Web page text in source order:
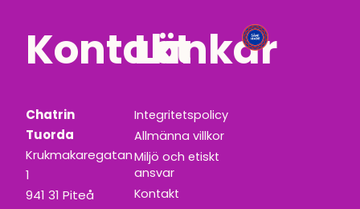
Kontakt
Chatrin
Tuorda
Krukmakaregatan
1
941 31 Piteå
Länkar
Integritetspolicy
Allmänna villkor
Miljö och etiskt
ansvar
Kontakt